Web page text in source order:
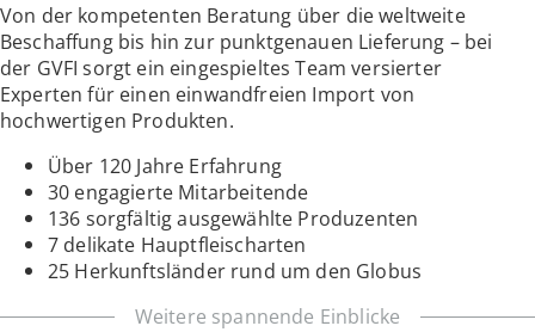
Von der kompetenten Beratung über die weltweite
Beschaffung bis hin zur punktgenauen Lieferung – bei
der GVFI sorgt ein eingespieltes Team versierter
Experten für einen einwandfreien Import von
hochwertigen Produkten.
Über 120 Jahre Erfahrung
30 engagierte Mitarbeitende
136 sorgfältig ausgewählte Produzenten
7 delikate Hauptfleischarten
25 Herkunftsländer rund um den Globus
Weitere spannende Einblicke